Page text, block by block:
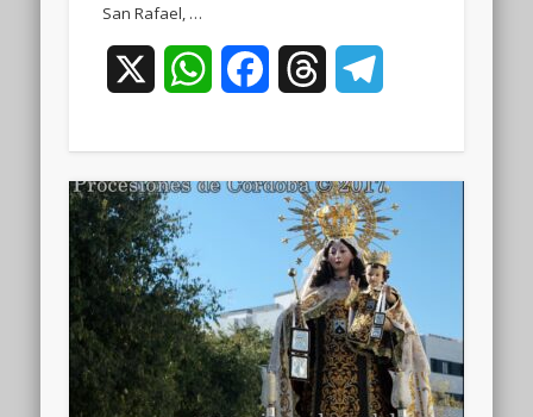
San Rafael, …
WhatsAppFacebookThreads